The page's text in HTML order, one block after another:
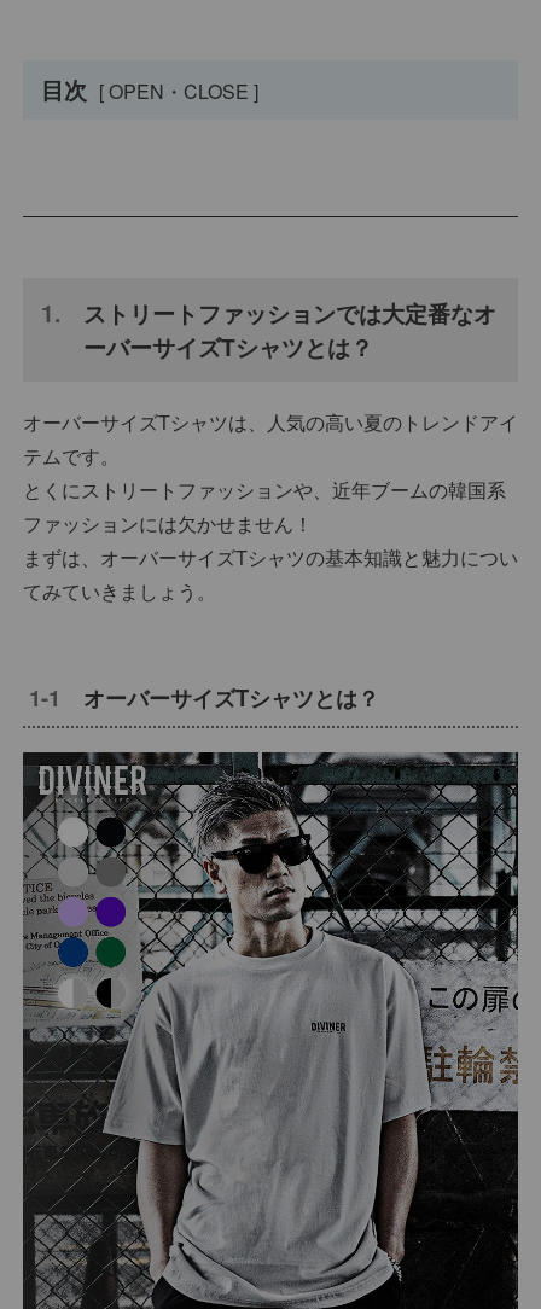
目次 [ OPEN・CLOSE ]
ストリートファッションでは大定番なオ
ーバーサイズTシャツとは？
オーバーサイズTシャツは、人気の高い夏のトレンドアイ
テムです。
とくにストリートファッションや、近年ブームの韓国系
ファッションには欠かせません！
まずは、オーバーサイズTシャツの基本知識と魅力につい
てみていきましょう。
オーバーサイズTシャツとは？